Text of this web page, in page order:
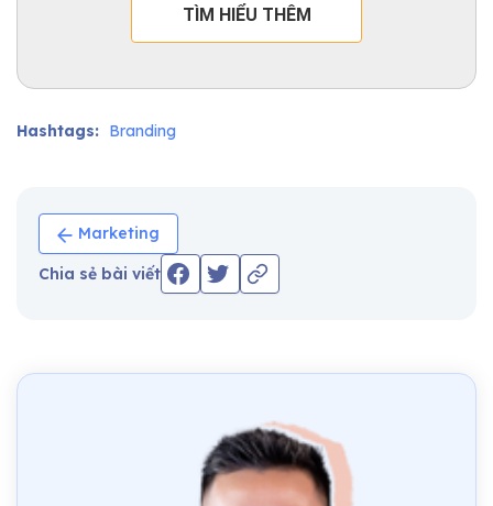
TÌM HIỂU THÊM
Hashtags: Branding
Marketing
Chia sẻ bài viết